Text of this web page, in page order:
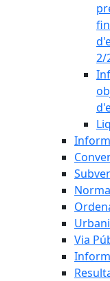
2/
Via